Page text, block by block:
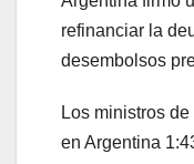
refinanciar la
desembolsos
Los ministros
en Argentina